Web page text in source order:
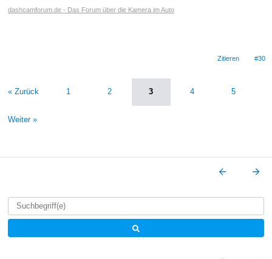
dashcamforum.de - Das Forum über die Kamera im Auto
Zitieren #30
« Zurück 1 2 3 4 5
Weiter »